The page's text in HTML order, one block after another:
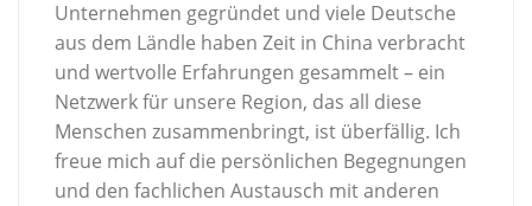
Unternehmen gegründet und viele Deutsche
aus dem Ländle haben Zeit in China verbracht
und wertvolle Erfahrungen gesammelt – ein
Netzwerk für unsere Region, das all diese
Menschen zusammenbringt, ist überfällig. Ich
freue mich auf die persönlichen Begegnungen
und den fachlichen Austausch mit anderen